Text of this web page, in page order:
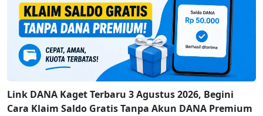
Link DANA Kaget Terbaru 3 Agustus 2026, Begini
Cara Klaim Saldo Gratis Tanpa Akun DANA Premium